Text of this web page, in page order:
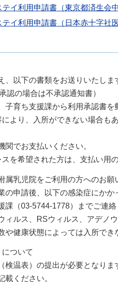
イ利用申請書（東京都済生会
イ利用申請書（日本赤十字社
以下の書類をお送りいたしま
の場合は不承認通知書）
育ち支援課から利用承認書を
より、入所ができない場合もあ
でお支払いください。
を希望された方は、支払い用
属乳児院をご利用の方へのお願
の申請後、以下の感染症にか
課（03-5744-1778）までご連絡
ィルス、RSウィルス、アデノ
健康状態によっては入所でき
ついて
温表）の提出が必要となり
載ください。